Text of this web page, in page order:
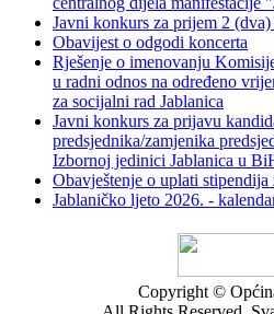
Javni konkurs za prijem 2
Obavijest o odgodi koncerta
Rješenje o imenovanju
u radni odnos na određeno
za socijalni rad Jablanica
Javni konkurs za prijavu
predsjednika/zamjenika
Izbornoj jedinici Jablanica u
Obavještenje o uplati
Jablaničko ljeto 2026. -
Copyright ©